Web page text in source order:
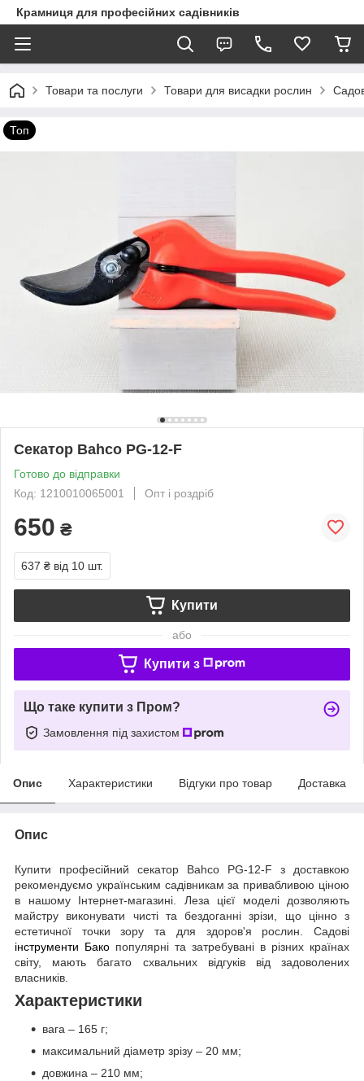
Крамниця для професійних садівників
Товари та послуги Товари для висадки рослин
Топ
Секатор Bahco PG-12-F
Готово до відправки
Код: 1210010065001
Опт і роздріб
650 ₴
637 ₴ від 10 шт.
Купити
або
Купити з
Що таке купити з Пром?
Замовлення під захистом
Опис Характеристики Відгуки про товар Доставка
Опис
Купити професійний секатор Bahco PG-12-F з доставкою
рекомендуємо українським садівникам за привабливою ціною
в нашому Інтернет-магазині. Леза цієї моделі дозволяють
майстру виконувати чисті та бездоганні зрізи, що цінно з
естетичної точки зору та для здоров'я рослин. Садові
інструменти Бако популярні та затребувані в різних країнах
світу, мають багато схвальних відгуків від задоволених
власників.
Характеристики
вага – 165 г;
максимальний діаметр зрізу – 20 мм;
довжина – 210 мм;